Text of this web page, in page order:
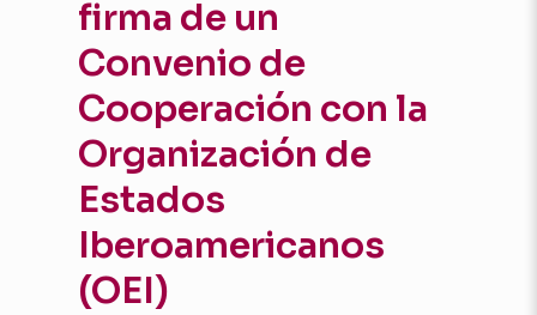
firma de un
Convenio de
Cooperación con la
Organización de
Estados
Iberoamericanos
(OEI)